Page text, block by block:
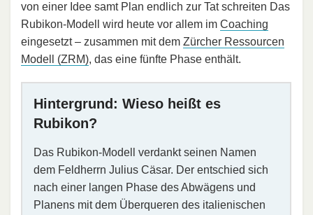
von einer Idee samt Plan endlich zur Tat schreiten Das
Rubikon-Modell wird heute vor allem im Coaching
eingesetzt – zusammen mit dem Zürcher Ressourcen
Modell (ZRM), das eine fünfte Phase enthält.
Hintergrund: Wieso heißt es
Rubikon?
Das Rubikon-Modell verdankt seinen Namen
dem Feldherrn Julius Cäsar. Der entschied sich
nach einer langen Phase des Abwägens und
Planens mit dem Überqueren des italienischen